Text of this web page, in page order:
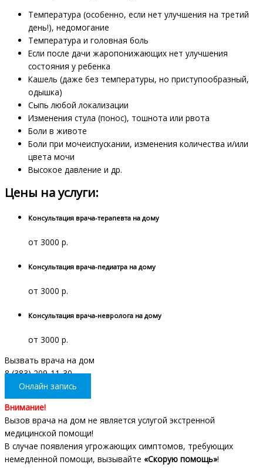
Температура (особенно, если нет улучшения на третий
день!), недомогание
Температура и головная боль
Если после дачи жаропонижающих нет улучшения
состояния у ребенка
Кашель (даже без температуры, но приступообразный,
одышка)
Сыпь любой локализации
Изменения стула (понос), тошнота или рвота
Боли в животе
Боли при мочеиспускании, изменения количества и/или
цвета мочи
Высокое давление и др.
Цены на услуги:
Консультация врача-терапевта на дому
от 3000 р.
Консультация врача-педиатра на дому
от 3000 р.
Консультация врача-невролога на дому
от 3000 р.
Вызвать врача на дом
8 (383) 209-11-30
Онлайн запись
Внимание!
Вызов врача на дом не является услугой экстренной
медицинской помощи!
В случае появления угрожающих симптомов, требующих
немедленной помощи, вызывайте «Скорую помощь»!